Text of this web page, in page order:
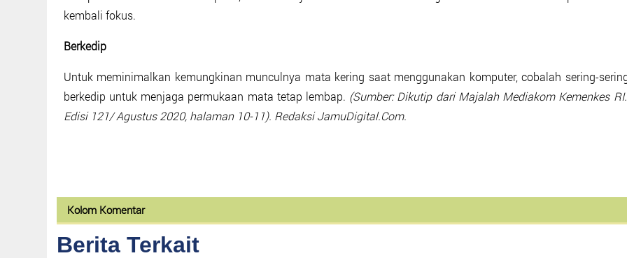
kembali fokus.
Berkedip
Untuk meminimalkan kemungkinan munculnya mata kering saat menggunakan komputer, cobalah sering-
berkedip untuk menjaga permukaan mata tetap lembap. (Sumber: Dikutip dari Majalah Mediakom Kemenkes
Edisi 121/ Agustus 2020, halaman 10-11). Redaksi JamuDigital.Com.
Kolom Komentar
Berita Terkait